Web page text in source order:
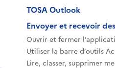
TOSA Outlook
Envoyer et recevoir
Ouvrir et fermer
Utiliser la barre d’outils
Lire, classer, supprimer